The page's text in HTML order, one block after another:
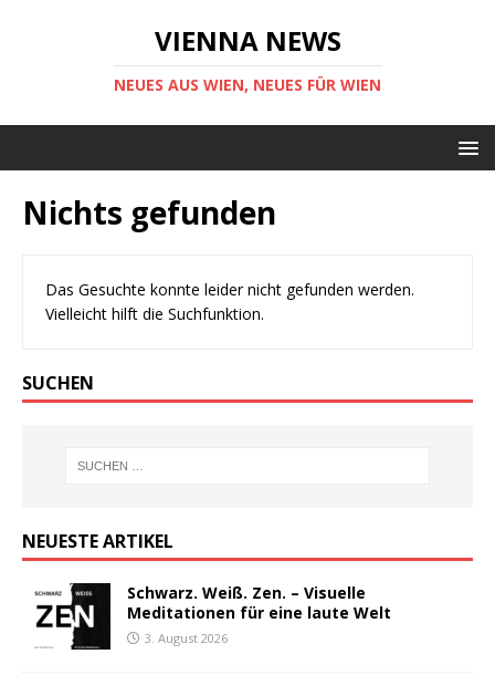
VIENNA NEWS
NEUES AUS WIEN, NEUES FÜR WIEN
Nichts gefunden
Das Gesuchte konnte leider nicht gefunden werden.
Vielleicht hilft die Suchfunktion.
SUCHEN
NEUESTE ARTIKEL
Schwarz. Weiß. Zen. – Visuelle
Meditationen für eine laute Welt
3. August 2026